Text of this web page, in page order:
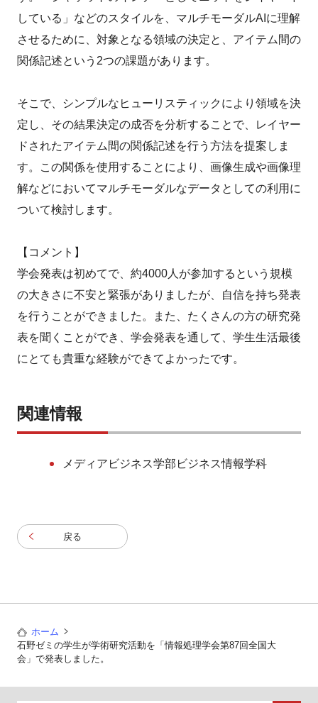
している」などのスタイルを、マルチモーダルAIに理解
させるために、対象となる領域の決定と、アイテム間の
関係記述という2つの課題があります。
そこで、シンプルなヒューリスティックにより領域を決
定し、その結果決定の成否を分析することで、レイヤー
ドされたアイテム間の関係記述を行う方法を提案しま
す。この関係を使用することにより、画像生成や画像理
解などにおいてマルチモーダルなデータとしての利用に
ついて検討します。
【コメント】
学会発表は初めてで、約4000人が参加するという規模
の大きさに不安と緊張がありましたが、自信を持ち発表
を行うことができました。また、たくさんの方の研究発
表を聞くことができ、学会発表を通して、学生生活最後
にとても貴重な経験ができてよかったです。
関連情報
メディアビジネス学部ビジネス情報学科
戻る
ホーム
石野ゼミの学生が学術研究活動を「情報処理学会第87回全国大
会」で発表しました。